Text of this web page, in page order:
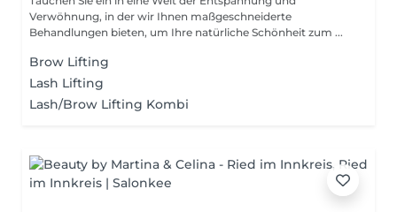
Verwöhnung, in der wir Ihnen maßgeschneiderte
Behandlungen bieten, um Ihre natürliche Schönheit zum ...
Brow Lifting
Lash Lifting
Lash/Brow Lifting Kombi